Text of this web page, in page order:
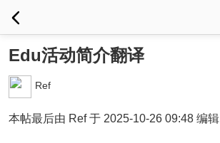
Edu活动简介翻译
Ref
本帖最后由 Ref 于 2025-10-26 09:48 编辑